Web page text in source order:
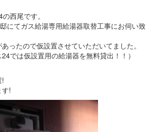
西尾です。
にてガス給湯専用給湯器取替工事にお伺い致
ったので仮設置させていただいてました。
24では仮設置用の給湯器を無料貸出！！）
!
!